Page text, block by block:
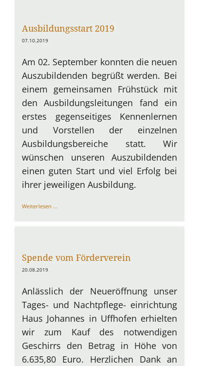
Ausbildungsstart 2019
07.10.2019
Am 02. September konnten die neuen
Auszubildenden begrüßt werden. Bei
einem gemeinsamen Frühstück mit
den Ausbildungsleitungen fand ein
erstes gegenseitiges Kennenlernen
und Vorstellen der einzelnen
Ausbildungsbereiche statt. Wir
wünschen unseren Auszubildenden
einen guten Start und viel Erfolg bei
ihrer jeweiligen Ausbildung.
Weiterlesen …
Spende vom Förderverein
20.08.2019
Anlässlich der Neueröffnung unser
Tages- und Nachtpflege- einrichtung
Haus Johannes in Uffhofen erhielten
wir zum Kauf des notwendigen
Geschirrs den Betrag in Höhe von
6.635,80 Euro. Herzlichen Dank an